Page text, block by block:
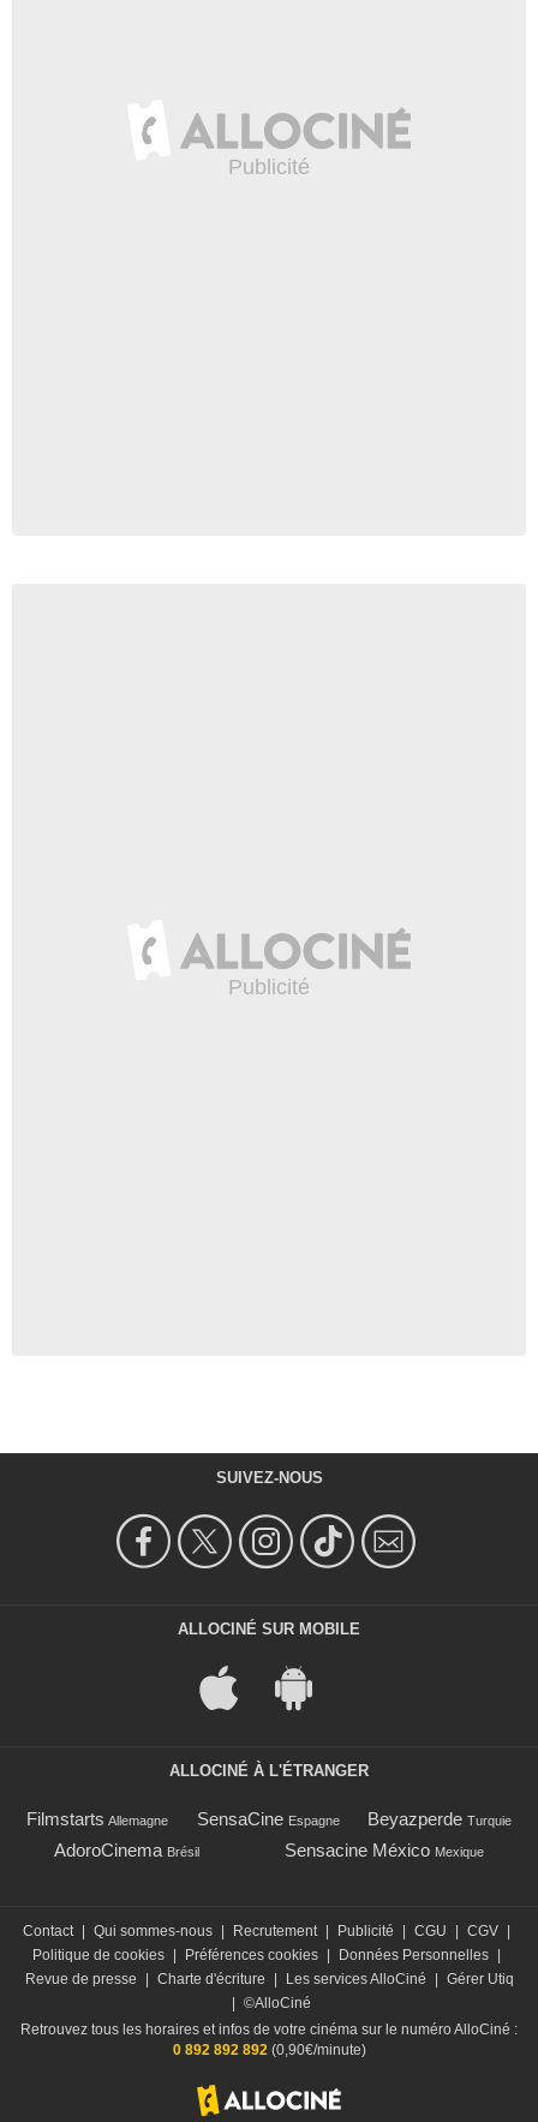
SUIVEZ-NOUS
ALLOCINÉ SUR MOBILE
ALLOCINÉ À L'ÉTRANGER
Filmstarts Allemagne SensaCine Espagne Beyazperde Turquie
AdoroCinema Brésil Sensacine México Mexique
Contact Qui sommes-nous Recrutement Publicité CGU CGV
Politique de cookies
Préférences cookies Données Personnelles
Revue de presse
Charte d'écriture Les services AlloCiné
Gérer Utiq
©AlloCiné
Retrouvez tous les horaires et infos de votre cinéma sur le numéro AlloCiné :
0 892 892 892(0,90€/minute)